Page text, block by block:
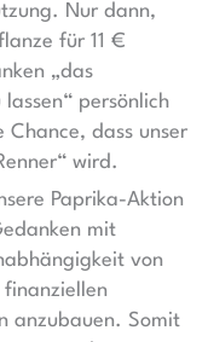
Nur dann,
für 11 €
„das
persönlich
dass unser
wird.
Paprika-Aktion
mit
von
anzubauen. Somit